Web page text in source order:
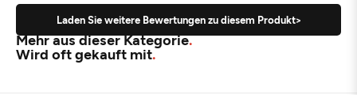
Laden Sie weitere Bewertungen zu diesem Produkt>
Mehr aus dieser Kategorie
Wird oft gekauft mit